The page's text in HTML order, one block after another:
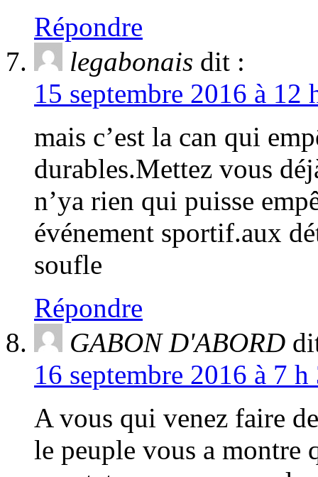
Répondre
legabonais dit :
15 septembre 2016 à
mais c’est la can qui
durables.Mettez vous
n’ya rien qui puisse
événement sportif.aux
soufle
Répondre
GABON D'ABORD
16 septembre 2016 à 7
A vous qui venez faire
le peuple vous a montre